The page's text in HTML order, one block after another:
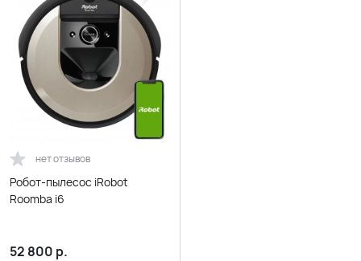
нет отзывов
Робот-пылесос iRobot
Roomba i6
52 800 р.